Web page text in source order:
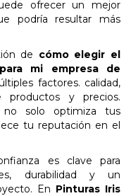
ofrecer un mejor
podría resultar más
de cómo elegir el
mi empresa de
factores. calidad,
productos y precios.
no solo optimiza tus
tu reputación en el
es clave para
durabilidad y un
En Pinturas Iris